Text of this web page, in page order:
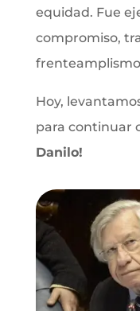
equidad. Fue
compromiso,
Hoy,
para continuar
Danilo!